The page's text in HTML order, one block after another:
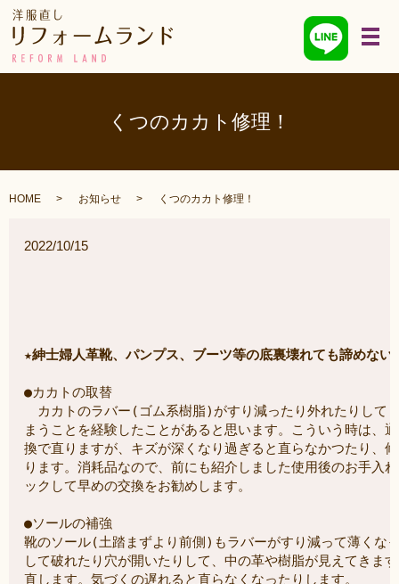
メ
くつのカカト修理！
HOME お知らせ くつのカカト修理！
2022/10/15
★紳士婦人革靴、パンプス、ブーツ等の底裏壊れても諦めな
●カカトの取替
カカトのラバー(ゴム系樹脂)がすり減ったり外れたりして.
まうことを経験したことがあると思います。こういう時は、
換で直りますが、キズが深くなり過ぎると直らなかつたり、
ります。消耗品なので、前にも紹介しました使用後のお手入
ックして早めの交換をお勧めします。
●ソールの補強
靴のソール(土踏まずより前側)もラバーがすり減って薄くな
して破れたり穴が開いたりして、中の革や樹脂が見えてきま